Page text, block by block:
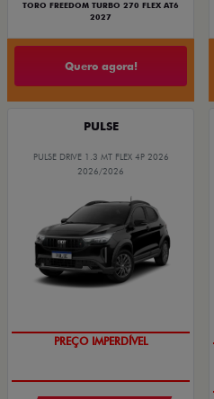
TORO FREEDOM TURBO 270 FLEX AT6
2027
Quero agora!
PULSE
PULSE DRIVE 1.3 MT FLEX 4P 2026
2026/2026
PREÇO IMPERDÍVEL